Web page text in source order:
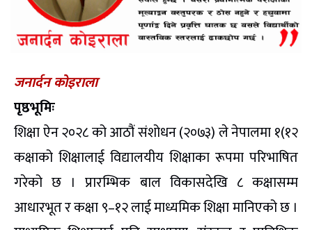
जनार्दन कोइराला
पृष्ठभूमिः
शिक्षा ऐन २०२८ को आठौं संशोधन (२०७३) ले नेपालमा १(१२
कक्षाको शिक्षालाई विद्यालयीय शिक्षाका रूपमा परिभाषित
गरेको छ । प्रारम्भिक बाल विकासदेखि ८ कक्षासम्म
आधारभूत र कक्षा ९–१२ लाई माध्यमिक शिक्षा मानिएको छ ।